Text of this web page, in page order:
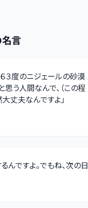
言
６３度のニジェールの砂漠
思う人間なんで、（この程
大丈夫なんですよ」
んですよ。でもね、次の日